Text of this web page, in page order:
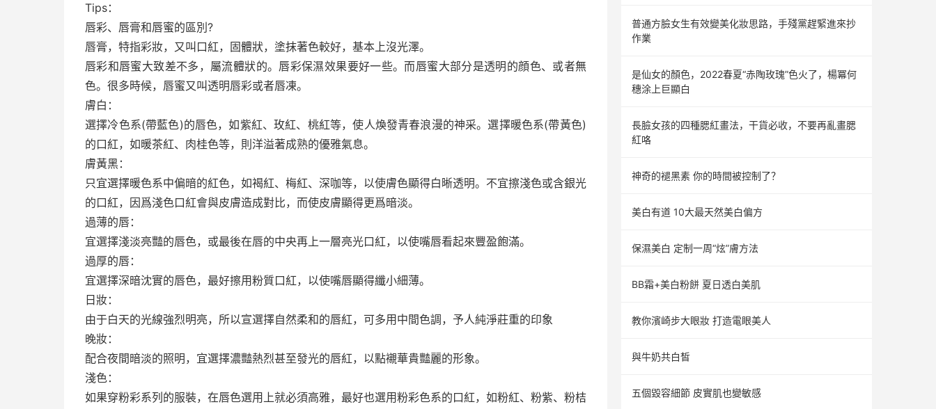
Tips：
唇彩、唇膏和唇蜜的區別?
唇膏，特指彩妝，又叫口紅，固體狀，塗抹著色較好，基本上沒光澤。
唇彩和唇蜜大致差不多，屬流體狀的。唇彩保濕效果要好一些。而唇蜜大部分是透明的顔色、或者無
色。很多時候，唇蜜又叫透明唇彩或者唇凍。
膚白：
選擇冷色系(帶藍色)的唇色，如紫紅、玫紅、桃紅等，使人煥發青春浪漫的神采。選擇暖色系(帶黃色)
的口紅，如暖茶紅、肉桂色等，則洋溢著成熟的優雅氣息。
膚黃黑：
只宜選擇暖色系中偏暗的紅色，如褐紅、梅紅、深咖等，以使膚色顯得白晰透明。不宜擦淺色或含銀光
的口紅，因爲淺色口紅會與皮膚造成對比，而使皮膚顯得更爲暗淡。
過薄的唇：
宜選擇淺淡亮豔的唇色，或最後在唇的中央再上一層亮光口紅，以使嘴唇看起來豐盈飽滿。
過厚的唇：
宜選擇深暗沈實的唇色，最好擦用粉質口紅，以使嘴唇顯得纖小細薄。
日妝：
由于白天的光線強烈明亮，所以宣選擇自然柔和的唇紅，可多用中間色調，予人純淨莊重的印象
晚妝：
配合夜間暗淡的照明，宜選擇濃豔熱烈甚至發光的唇紅，以點襯華貴豔麗的形象。
淺色：
如果穿粉彩系列的服裝，在唇色選用上就必須高雅，最好也選用粉彩色系的口紅，如粉紅、粉紫、粉桔
普通方臉女生有效變美化妝思路，手殘黨趕緊進來抄
作業
是仙女的顏色，2022春夏“赤陶玫瑰”色火了，楊冪何
穗涂上巨顯白
長臉女孩的四種腮紅畫法，干貨必收，不要再亂畫腮
紅咯
神奇的褪黑素 你的時間被控制了？
美白有道 10大最天然美白偏方
保濕美白 定制一周“炫”膚方法
BB霜+美白粉餅 夏日透白美肌
教你濱崎步大眼妝 打造電眼美人
與牛奶共白皙
五個毀容細節 皮實肌也變敏感